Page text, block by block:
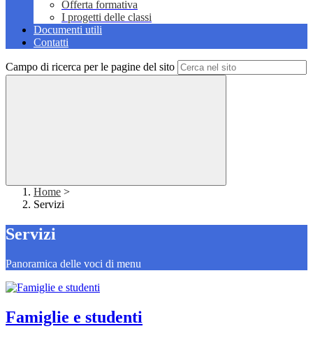
Offerta formativa
I progetti delle classi
Documenti utili
Contatti
Campo di ricerca per le pagine del sito
Home >
Servizi
Servizi
Panoramica delle voci di menu
Famiglie e studenti